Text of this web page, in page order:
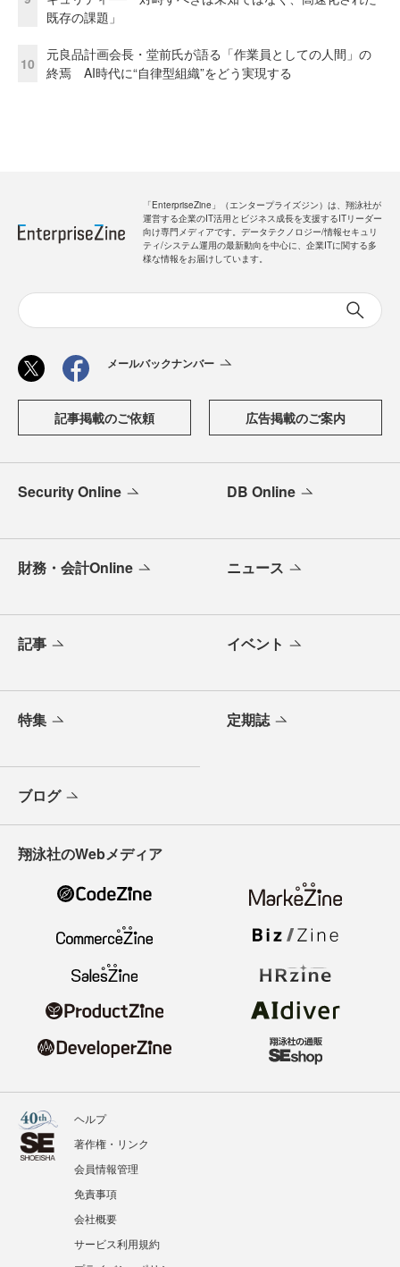
既存の課題」
10
元良品計画会長・堂前氏が語る「作業員としての人間」の
終焉 AI時代に“自律型組織”をどう実現する
「EnterpriseZine」（エンタープライズジン）は、翔泳社が
運営する企業のIT活用とビジネス成長を支援するITリーダー
向け専門メディアです。データテクノロジー/情報セキュリ
ティ/システム運用の最新動向を中心に、企業ITに関する多
様な情報をお届けしています。
メールバックナンバー
記事掲載のご依頼 広告掲載のご案内
Security Online DB Online
財務・会計Online ニュース
記事 イベント
特集 定期誌
ブログ
翔泳社のWebメディア
ヘルプ
著作権・リンク
会員情報管理
免責事項
会社概要
サービス利用規約